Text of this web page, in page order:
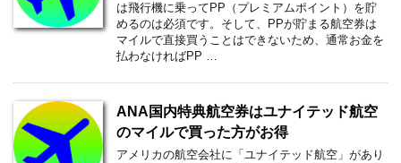
は飛行機に乗ってPP（プレミアムポイント）を貯
めるのは必須です。そして、PPが貯まる航空券は
マイルで直接買うことはできないため、通常お金を
払わなければPP …
ANA国内特典航空券はユナイテッド航空
のマイルで買った方がお得
アメリカの航空会社に「ユナイテッド航空」があり